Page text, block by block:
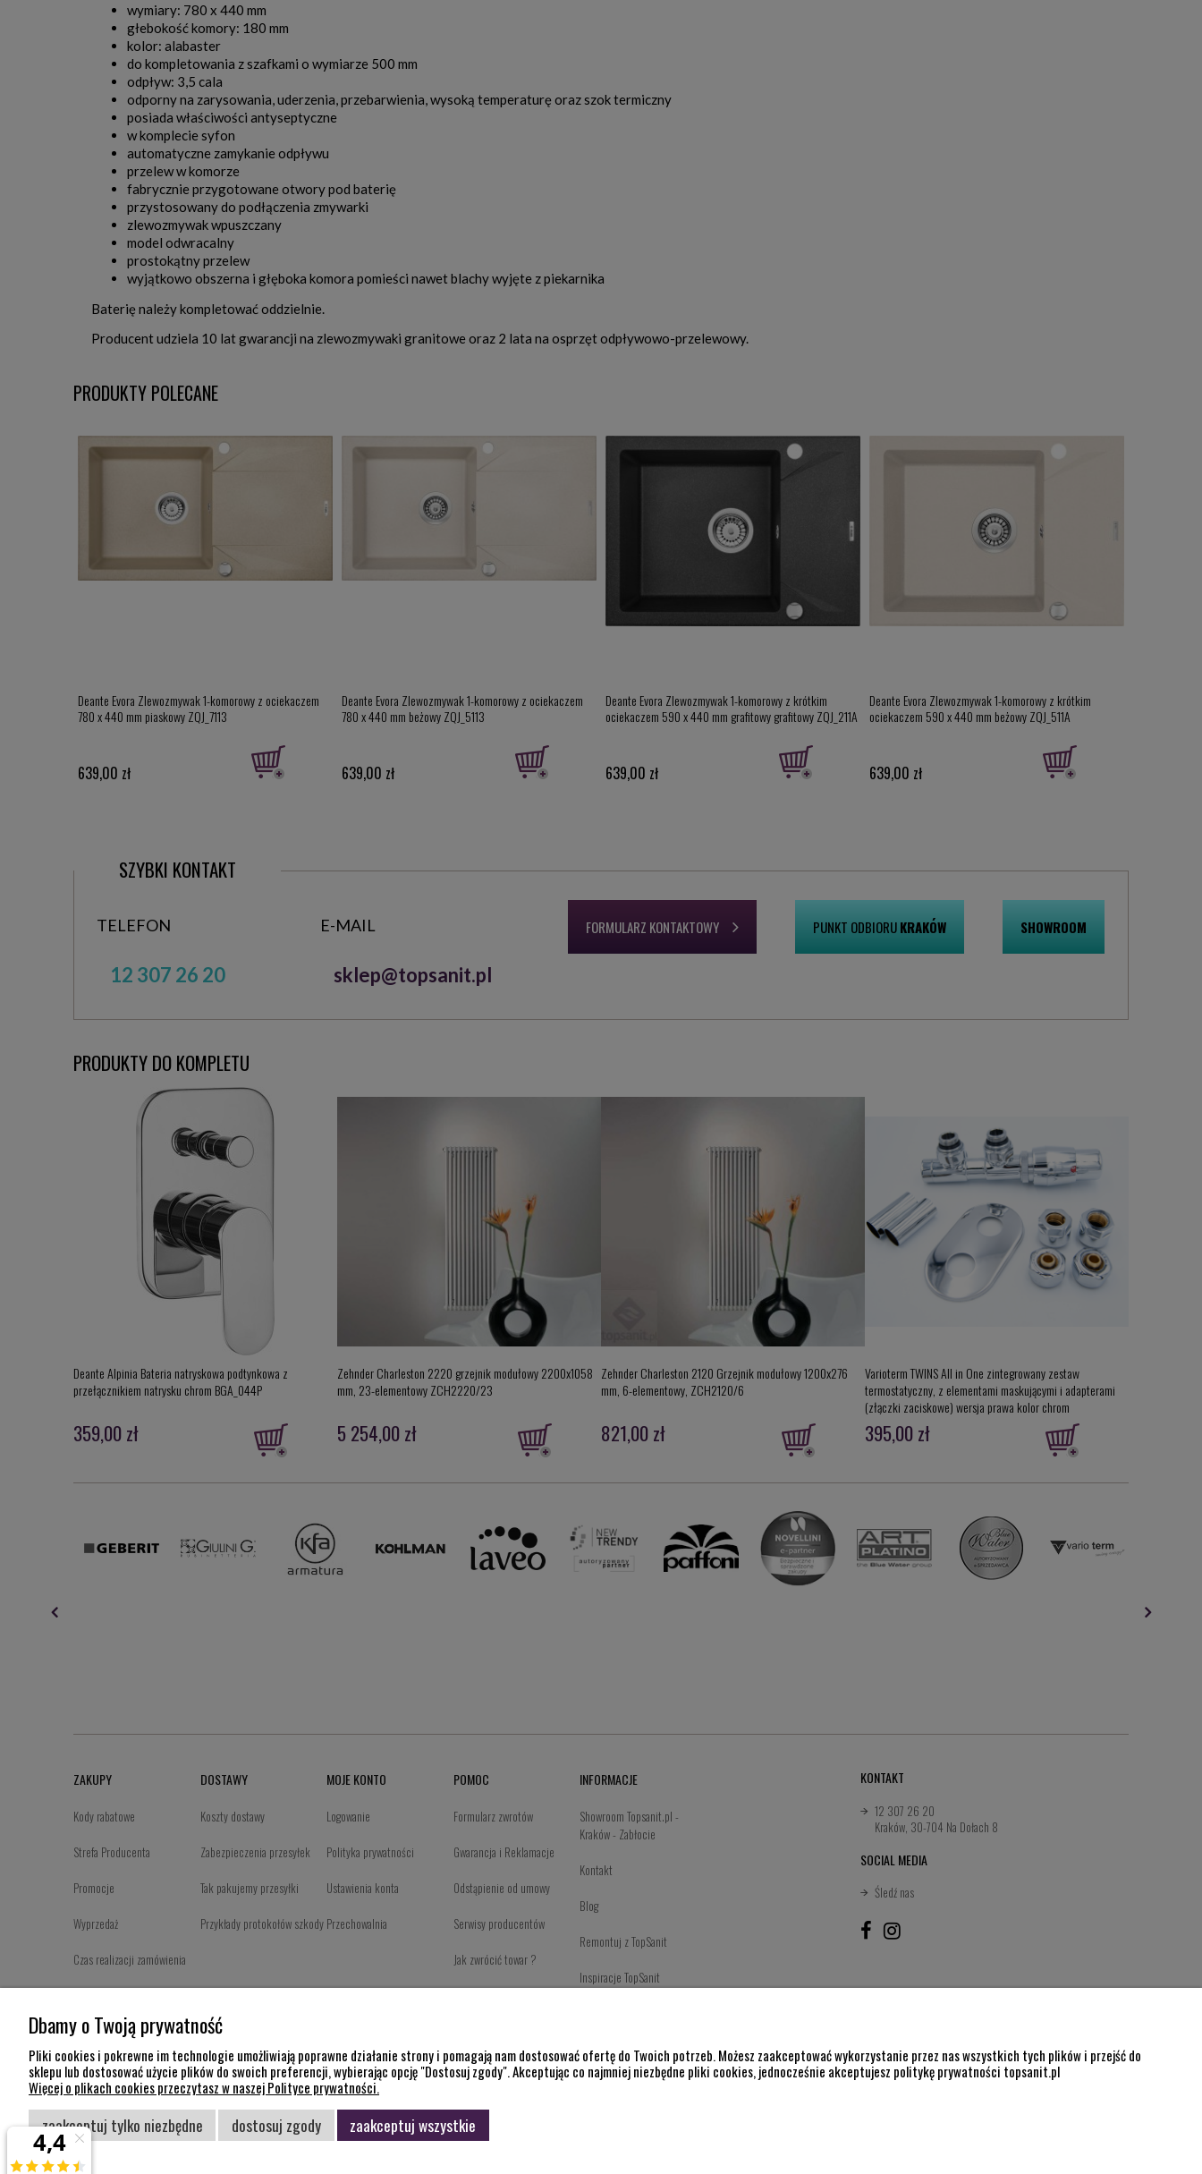
wymiary: 780 x 440 mm
głebokość komory: 180 mm
kolor: alabaster
do kompletowania z szafkami o wymiarze 500 mm
odpływ: 3,5 cala
odporny na zarysowania, uderzenia, przebarwienia, wysoką temperaturę oraz szok termiczny
posiada właściwości antyseptyczne
w komplecie syfon
automatyczne zamykanie odpływu
przelew w komorze
fabrycznie przygotowane otwory pod baterię
przystosowany do podłączenia zmywarki
zlewozmywak wpuszczany
model odwracalny
prostokątny przelew
wyjątkowo obszerna i głęboka komora pomieści nawet blachy wyjęte z piekarnika
Baterię należy kompletować oddzielnie.
Producent udziela 10 lat gwarancji na zlewozmywaki granitowe oraz 2 lata na osprzęt odpływowo-przelewowy.
PRODUKTY POLECANE
Deante Evora Zlewozmywak 1-komorowy z ociekaczem
780 x 440 mm piaskowy ZQJ_7113
639,00 zł
Deante Evora Zlewozmywak 1-komorowy z ociekaczem
780 x 440 mm beżowy ZQJ_5113
639,00 zł
Deante Evora Zlewozmywak 1-komorowy z krótkim
ociekaczem 590 x 440 mm grafitowy grafitowy ZQJ_211A
639,00 zł
Deante Evora Zlewozmywak 1-komorowy z krótkim
ociekaczem 590 x 440 mm beżowy ZQJ_511A
639,00 zł
SZYBKI KONTAKT
TELEFON
12 307 26 20
E-MAIL
sklep@topsanit.pl
FORMULARZ KONTAKTOWY PUNKT ODBIORUKRAKÓW SHOWROOM
PRODUKTY DO KOMPLETU
Deante Alpinia Bateria natryskowa podtynkowa z
przełącznikiem natrysku chrom BGA_044P
359,00 zł
Zehnder Charleston 2220 grzejnik modułowy 2200x1058
mm, 23-elementowy ZCH2220/23
5 254,00 zł
Zehnder Charleston 2120 Grzejnik modułowy 1200x276
mm, 6-elementowy, ZCH2120/6
821,00 zł
Varioterm TWINS All in One zintegrowany zestaw
termostatyczny, z elementami maskującymi i adapterami
(złączki zaciskowe) wersja prawa kolor chrom
ATSGS0202CFK/P
395,00 zł
ZAKUPY
Kody rabatowe
Strefa Producenta
Promocje
Wyprzedaż
Czas realizacji zamówienia
Formy płatności
Regulamin
DOSTAWY
Koszty dostawy
Zabezpieczenia przesyłek
Tak pakujemy przesyłki
Przykłady protokołów szkody
MOJE KONTO
Logowanie
Polityka prywatności
Ustawienia konta
Przechowalnia
POMOC
Formularz zwrotów
Gwarancja i Reklamacje
Odstąpienie od umowy
Serwisy producentów
Jak zwrócić towar ?
INFORMACJE
Showroom Topsanit.pl -
Kraków - Zabłocie
Kontakt
Blog
Remontuj z TopSanit
Inspiracje TopSanit
Producenci
Praca w Topsanit.pl
KONTAKT
12 307 26 20
Kraków, 30-704 Na Dołach 8
SOCIAL MEDIA
Śledź nas
Dbamy o Twoją prywatność
Pliki cookies i pokrewne im technologie umożliwiają poprawne działanie strony i pomagają nam dostosować ofertę do Twoich potrzeb. Możesz zaakceptować wykorzystanie przez nas wszystkich tych plików i przejść do
sklepu lub dostosować użycie plików do swoich preferencji, wybierając opcję "Dostosuj zgody". Akceptując co najmniej niezbędne pliki cookies, jednocześnie akceptujesz politykę prywatności topsanit.pl
Więcej o plikach cookies przeczytasz w naszej Polityce prywatności.
zaakceptuj tylko niezbędne dostosuj zgody zaakceptuj wszystkie